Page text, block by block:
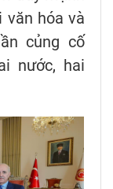
văn hóa và
củng cố
nước, hai